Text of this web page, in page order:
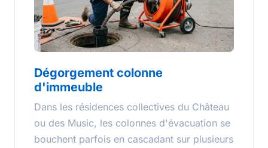
Dégorgement colonne
d'immeuble
Dans les résidences collectives du Château
ou des Music, les colonnes d'évacuation se
bouchent parfois en cascadant sur plusieurs